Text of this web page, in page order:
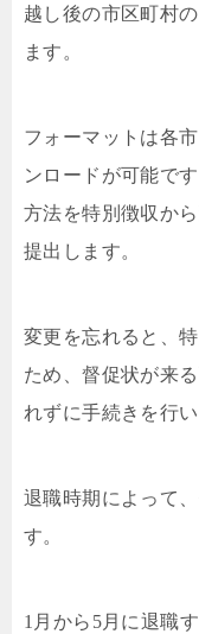
越し後の市区町村
ます。
フォーマットは各
ンロードが可能で
方法を特別徴収か
提出します。
変更を忘れると、
ため、督促状が来
れずに手続きを行い
退職時期によって
す。
1月から5月に退職